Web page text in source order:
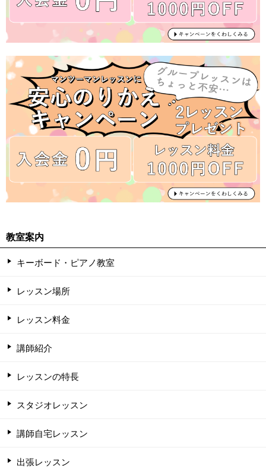
教室案内
キーボード・ピアノ教室
レッスン場所
レッスン料金
講師紹介
レッスンの特長
スタジオレッスン
講師自宅レッスン
出張レッスン